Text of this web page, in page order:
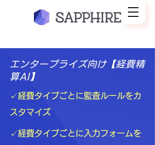
エンタープライズ向け【経費精
算AI】
✓経費タイプごとに監査ルールをカ
スタマイズ
✓経費タイプごとに入力フォームを